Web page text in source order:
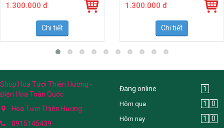
1.300.000 đ
Chi tiết
1.300.000 đ
Chi tiết
Shop Hoa Tươi Thiên Hương -
Điện Hoa Toàn Quốc
Hoa Tươi Thiên Hương
0915145439
Đang online 1
Hôm qua 1 0
Hôm nay 1 0